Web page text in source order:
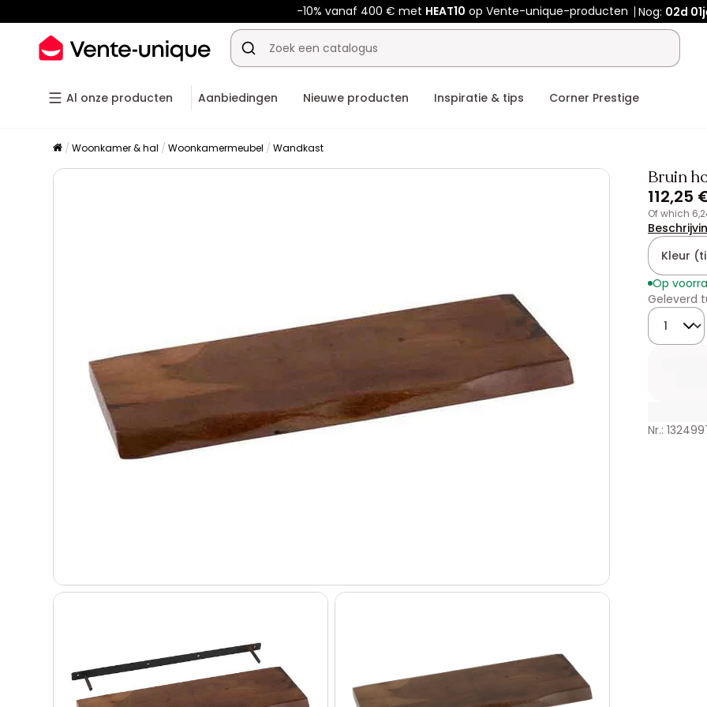
-10% vanaf 400 € met HEAT10 op Vente-unique-producten Nog: 02d
Al onze producten Aanbiedingen Nieuwe producten Inspiratie & tips Corner Prestige
Woonkamer & hal Woonkamermeubel Wandkast
Bruin
112,25
of which
Kleur
Op
Geleverd
Nr.: